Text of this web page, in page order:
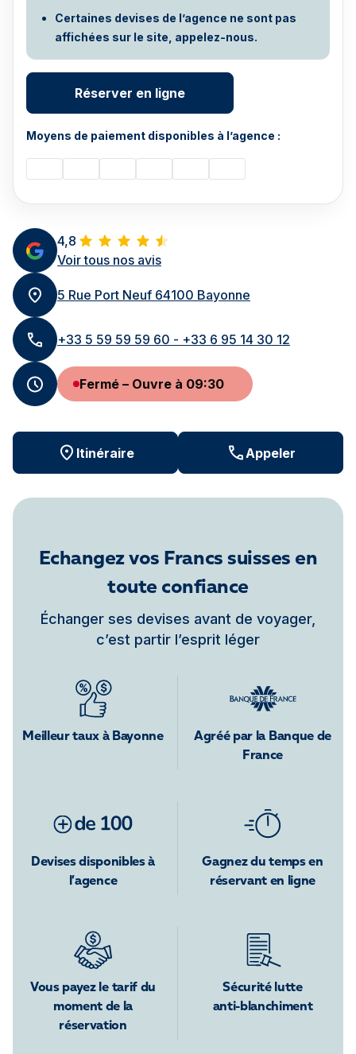
4,8
Voir tous nos avis
5 Rue Port Neuf 64100 Bayonne
+33 5 59 59 59 60 - +33 6 95 14 30 12
Fermé – Ouvre à 09:30
Itinéraire Appeler
Certaines devises de l’agence ne sont pas
affichées sur le site, appelez-nous.
Réserver en ligne
Moyens de paiement disponibles à l’agence :
Echangez vos Francs suisses en
toute confiance
Échanger ses devises avant de voyager,
c’est partir l’esprit léger
Meilleur taux à Bayonne
Agréé par la Banque de
France
Devises disponibles à
l’agence
Gagnez du temps en
réservant en ligne
Vous payez le tarif du
moment de la
réservation
Sécurité lutte
anti-blanchiment